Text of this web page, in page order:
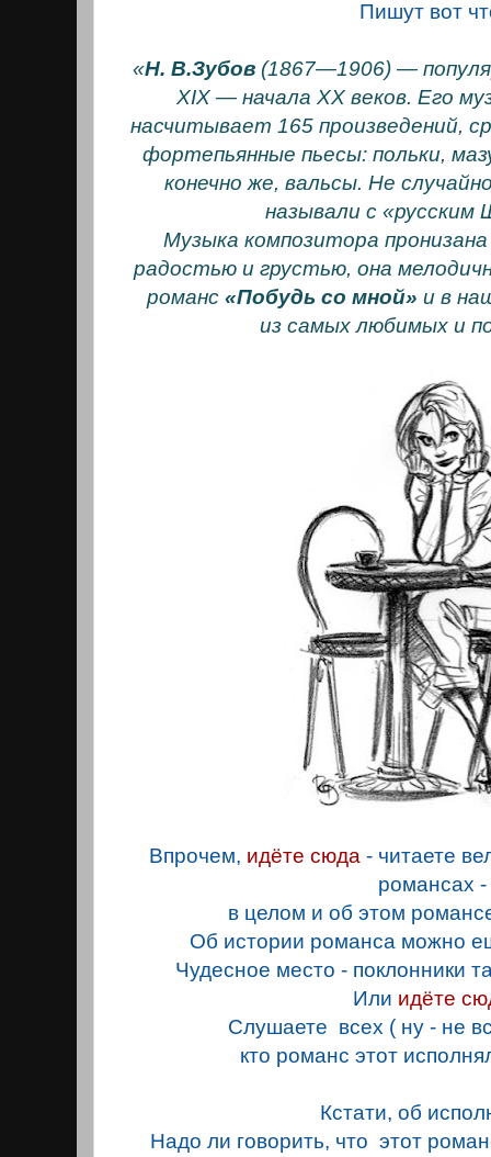
Пишут вот
«Н. В.Зубов (1867—1906) —
ХIХ — начала ХX веков. Его
насчитывает 165 произведений,
фортепьянные пьесы: польки,
конечно же, вальсы. Не
называли с «русским
Музыка композитора
радостью и грустью, она
романс «Побудь со мной» и в
из самых любимых и
Впрочем, идёте сюда - читаете
романсах -
в целом и об этом
Об истории романса можно
Чудесное место - поклонники
Или идёте
Слушаете всех ( ну - не
кто романс этот
Кстати, об
Надо ли говорить, что этот